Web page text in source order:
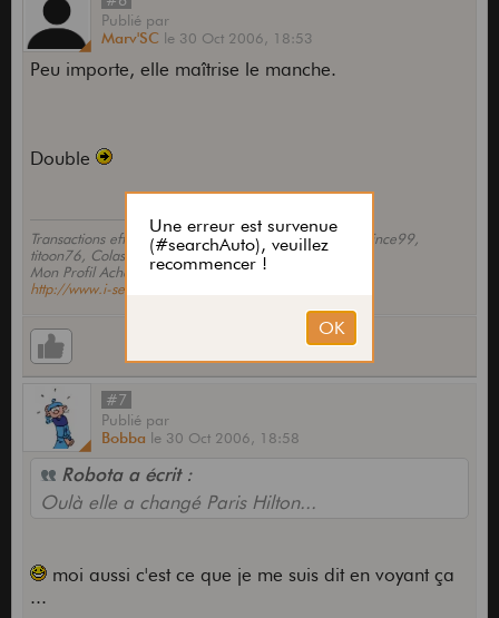
Publié par
Marv'SC le 30 Oct 2006, 18:53
Peu importe, elle maîtrise le manche.
Double
Transactions effectuées sur le forum : Glamanshred, Vince99,
titoon76, Colas, Schecter.
Mon Profil Achat/Vente by Zebutcher
http://www.i-services.net/memb(...)w=cat
#7
Publié par
Bobba le 30 Oct 2006, 18:58
Robota a écrit :
Oulà elle a changé Paris Hilton...
moi aussi c'est ce que je me suis dit en voyant ça
...